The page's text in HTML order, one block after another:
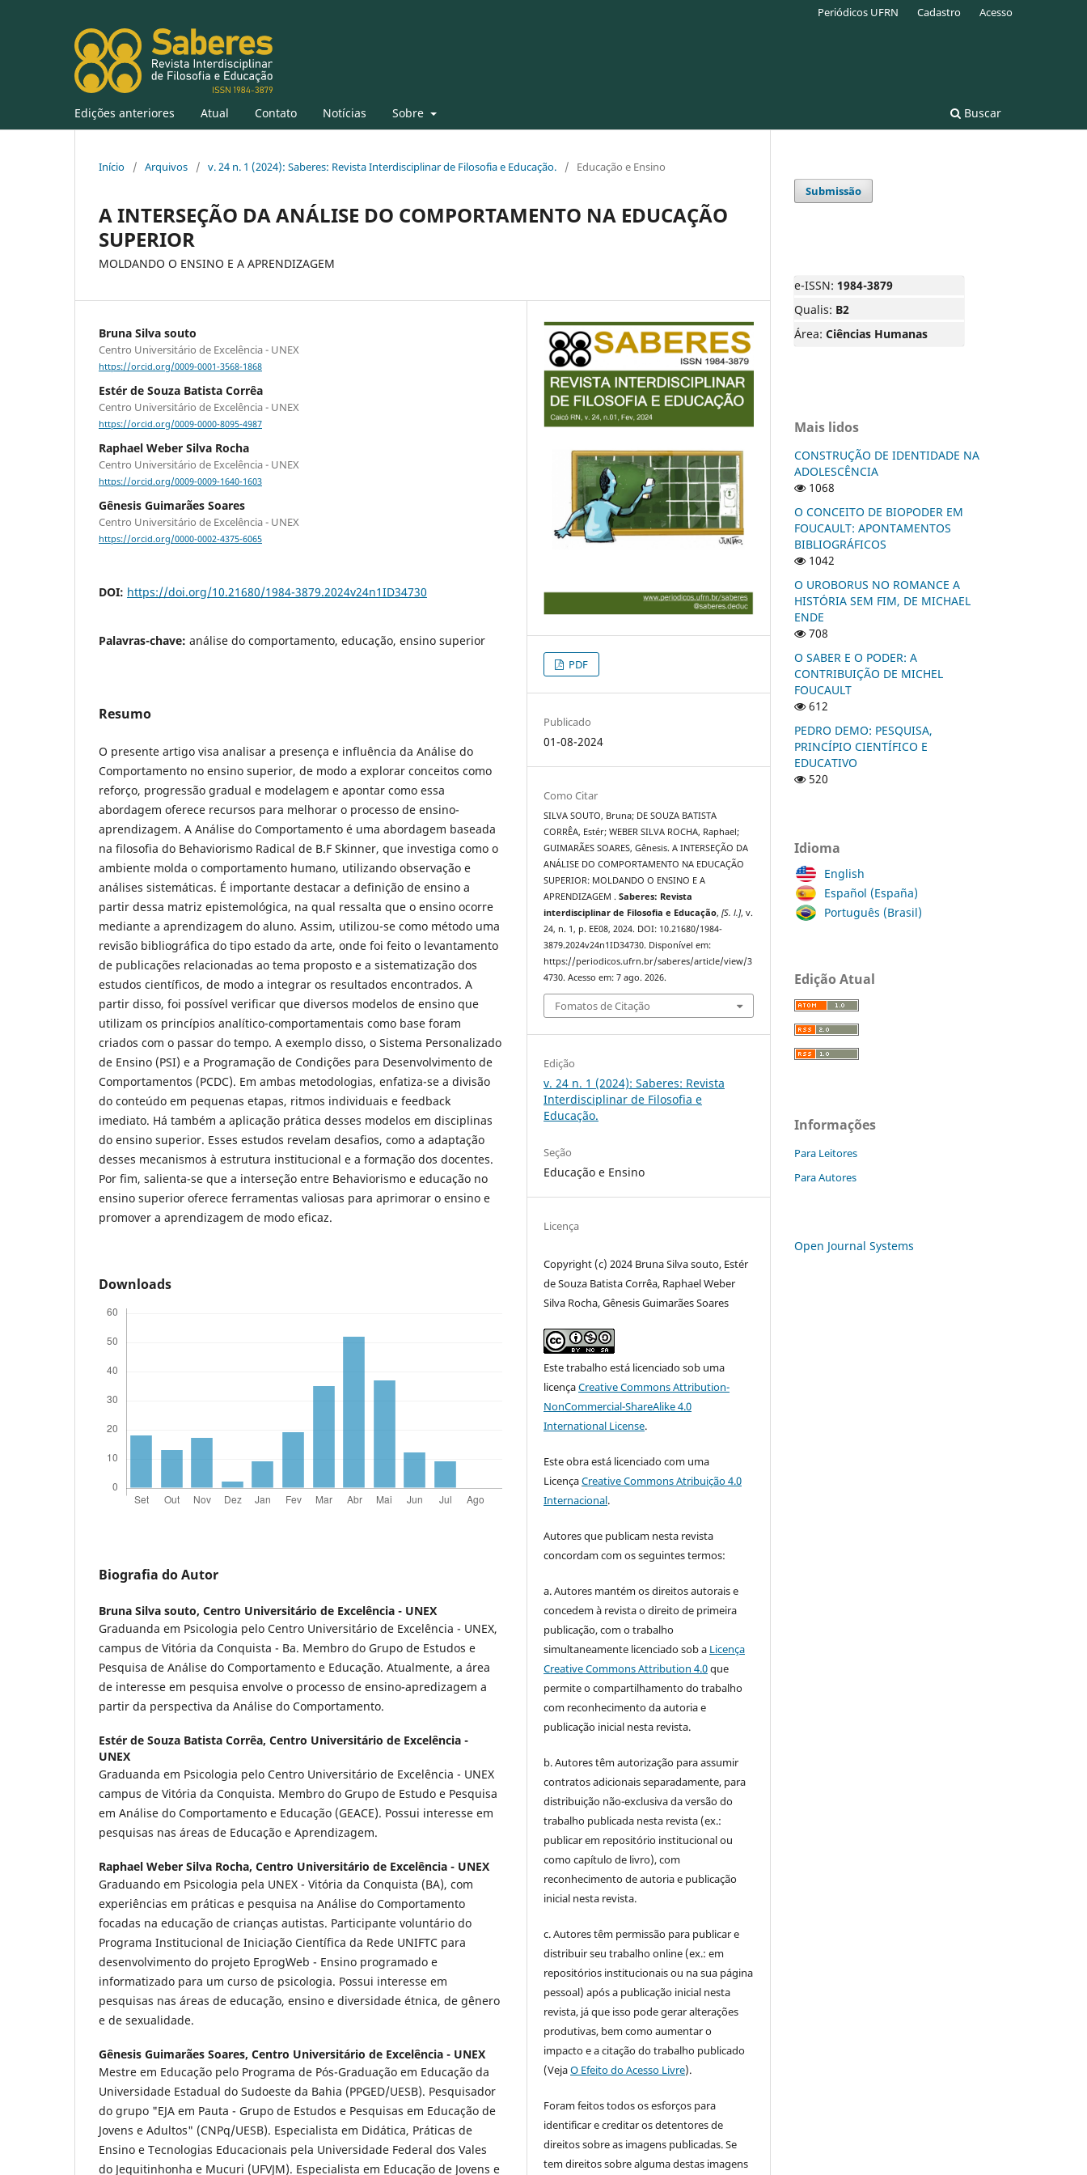
Edições anteriores Atual Contato Notícias Sobre Buscar
Periódicos UFRN Cadastro Acesso
Início / Arquivos / v. 24 n. 1 (2024): Saberes: Revista Interdisciplinar de Filosofia e Educação. / Educação e Ensino
A INTERSEÇÃO DA ANÁLISE DO COMPORTAMENTO NA EDUCAÇÃO
SUPERIOR
MOLDANDO O ENSINO E A APRENDIZAGEM
Bruna Silva souto
Centro Universitário de Excelência - UNEX
https://orcid.org/0009-0001-3568-1868
Estér de Souza Batista Corrêa
Centro Universitário de Excelência - UNEX
https://orcid.org/0009-0000-8095-4987
Raphael Weber Silva Rocha
Centro Universitário de Excelência - UNEX
https://orcid.org/0009-0009-1640-1603
Gênesis Guimarães Soares
Centro Universitário de Excelência - UNEX
https://orcid.org/0000-0002-4375-6065
DOI: https://doi.org/10.21680/1984-3879.2024v24n1ID34730
Palavras-chave: análise do comportamento, educação, ensino superior
Resumo
O presente artigo visa analisar a presença e influência da Análise do
Comportamento no ensino superior, de modo a explorar conceitos como
reforço, progressão gradual e modelagem e apontar como essa
abordagem oferece recursos para melhorar o processo de ensino-
aprendizagem. A Análise do Comportamento é uma abordagem baseada
na filosofia do Behaviorismo Radical de B.F Skinner, que investiga como o
ambiente molda o comportamento humano, utilizando observação e
análises sistemáticas. É importante destacar a definição de ensino a
partir dessa matriz epistemológica, na qual ressalta que o ensino ocorre
mediante a aprendizagem do aluno. Assim, utilizou-se como método uma
revisão bibliográfica do tipo estado da arte, onde foi feito o levantamento
de publicações relacionadas ao tema proposto e a sistematização dos
estudos científicos, de modo a integrar os resultados encontrados. A
partir disso, foi possível verificar que diversos modelos de ensino que
utilizam os princípios analítico-comportamentais como base foram
criados com o passar do tempo. A exemplo disso, o Sistema Personalizado
de Ensino (PSI) e a Programação de Condições para Desenvolvimento de
Comportamentos (PCDC). Em ambas metodologias, enfatiza-se a divisão
do conteúdo em pequenas etapas, ritmos individuais e feedback
imediato. Há também a aplicação prática desses modelos em disciplinas
do ensino superior. Esses estudos revelam desafios, como a adaptação
desses mecanismos à estrutura institucional e a formação dos docentes.
Por fim, salienta-se que a interseção entre Behaviorismo e educação no
ensino superior oferece ferramentas valiosas para aprimorar o ensino e
promover a aprendizagem de modo eficaz.
Downloads
Biografia do Autor
Bruna Silva souto, Centro Universitário de Excelência - UNEX
Graduanda em Psicologia pelo Centro Universitário de Excelência - UNEX,
campus de Vitória da Conquista - Ba. Membro do Grupo de Estudos e
Pesquisa de Análise do Comportamento e Educação. Atualmente, a área
de interesse em pesquisa envolve o processo de ensino-apredizagem a
partir da perspectiva da Análise do Comportamento.
Estér de Souza Batista Corrêa, Centro Universitário de Excelência -
UNEX
Graduanda em Psicologia pelo Centro Universitário de Excelência - UNEX
campus de Vitória da Conquista. Membro do Grupo de Estudo e Pesquisa
em Análise do Comportamento e Educação (GEACE). Possui interesse em
pesquisas nas áreas de Educação e Aprendizagem.
Raphael Weber Silva Rocha, Centro Universitário de Excelência - UNEX
Graduando em Psicologia pela UNEX - Vitória da Conquista (BA), com
experiências em práticas e pesquisa na Análise do Comportamento
focadas na educação de crianças autistas. Participante voluntário do
Programa Institucional de Iniciação Científica da Rede UNIFTC para
desenvolvimento do projeto EprogWeb - Ensino programado e
informatizado para um curso de psicologia. Possui interesse em
pesquisas nas áreas de educação, ensino e diversidade étnica, de gênero
e de sexualidade.
Gênesis Guimarães Soares, Centro Universitário de Excelência - UNEX
Mestre em Educação pelo Programa de Pós-Graduação em Educação da
Universidade Estadual do Sudoeste da Bahia (PPGED/UESB). Pesquisador
do grupo "EJA em Pauta - Grupo de Estudos e Pesquisas em Educação de
Jovens e Adultos" (CNPq/UESB). Especialista em Didática, Práticas de
Ensino e Tecnologias Educacionais pela Universidade Federal dos Vales
do Jequitinhonha e Mucuri (UFVJM). Especialista em Educação de Jovens e
PDF
Publicado
01-08-2024
Como Citar
SILVA SOUTO, Bruna; DE SOUZA BATISTA
CORRÊA, Estér; WEBER SILVA ROCHA, Raphael;
GUIMARÃES SOARES, Gênesis. A INTERSEÇÃO DA
ANÁLISE DO COMPORTAMENTO NA EDUCAÇÃO
SUPERIOR: MOLDANDO O ENSINO E A
APRENDIZAGEM .Saberes: Revista
interdisciplinar de Filosofia e Educação,[S. l.], v.
24, n. 1, p. EE08, 2024. DOI: 10.21680/1984-
3879.2024v24n1ID34730. Disponível em:
https://periodicos.ufrn.br/saberes/article/view/3
4730. Acesso em: 7 ago. 2026.
Fomatos de Citação
Edição
v. 24 n. 1 (2024): Saberes: Revista
Interdisciplinar de Filosofia e
Educação.
Seção
Educação e Ensino
Licença
Copyright (c) 2024 Bruna Silva souto, Estér
de Souza Batista Corrêa, Raphael Weber
Silva Rocha, Gênesis Guimarães Soares
Este trabalho está licenciado sob uma
licençaCreative Commons Attribution-
NonCommercial-ShareAlike 4.0
International License.
Este obra está licenciado com uma
LicençaCreative Commons Atribuição 4.0
Internacional.
Autores que publicam nesta revista
concordam com os seguintes termos:
a. Autores mantém os direitos autorais e
concedem à revista o direito de primeira
publicação, com o trabalho
simultaneamente licenciado sob a Licença
Creative Commons Attribution 4.0que
permite o compartilhamento do trabalho
com reconhecimento da autoria e
publicação inicial nesta revista.
b. Autores têm autorização para assumir
contratos adicionais separadamente, para
distribuição não-exclusiva da versão do
trabalho publicada nesta revista (ex.:
publicar em repositório institucional ou
como capítulo de livro), com
reconhecimento de autoria e publicação
inicial nesta revista.
c. Autores têm permissão para publicar e
distribuir seu trabalho online (ex.: em
repositórios institucionais ou na sua página
pessoal) após a publicação inicial nesta
revista, já que isso pode gerar alterações
produtivas, bem como aumentar o
impacto e a citação do trabalho publicado
(VejaO Efeito do Acesso Livre).
Foram feitos todos os esforços para
identificar e creditar os detentores de
direitos sobre as imagens publicadas. Se
tem direitos sobre alguma destas imagens
Submissão
e-ISSN: 1984-3879
Qualis: B2
Área: Ciências Humanas
Mais lidos
CONSTRUÇÃO DE IDENTIDADE NA
ADOLESCÊNCIA
1068
O CONCEITO DE BIOPODER EM
FOUCAULT: APONTAMENTOS
BIBLIOGRÁFICOS
1042
O UROBORUS NO ROMANCE A
HISTÓRIA SEM FIM, DE MICHAEL
ENDE
708
O SABER E O PODER: A
CONTRIBUIÇÃO DE MICHEL
FOUCAULT
612
PEDRO DEMO: PESQUISA,
PRINCÍPIO CIENTÍFICO E
EDUCATIVO
520
Idioma
English
Español (España)
Português (Brasil)
Edição Atual
Informações
Para Leitores
Para Autores
Open Journal Systems